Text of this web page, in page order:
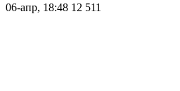
06-апр, 18:48 12 511